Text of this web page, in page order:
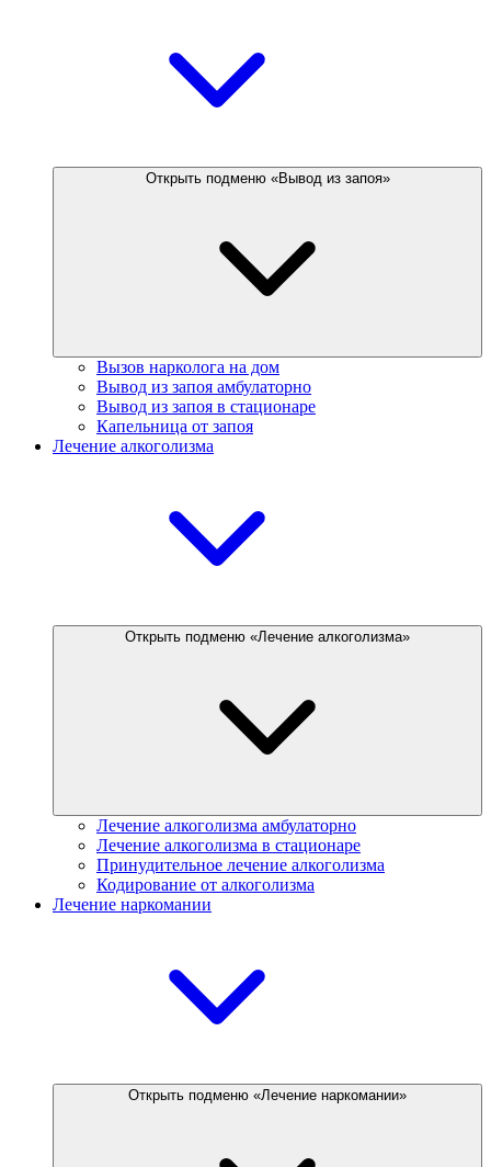
Открыть подменю «Вывод из запоя»
Вызов нарколога на дом
Вывод из запоя амбулаторно
Вывод из запоя в стационаре
Капельница от запоя
Лечение алкоголизма
Открыть подменю «Лечение алкоголизма»
Лечение алкоголизма амбулаторно
Лечение алкоголизма в стационаре
Принудительное лечение алкоголизма
Кодирование от алкоголизма
Лечение наркомании
Открыть подменю «Лечение наркомании»